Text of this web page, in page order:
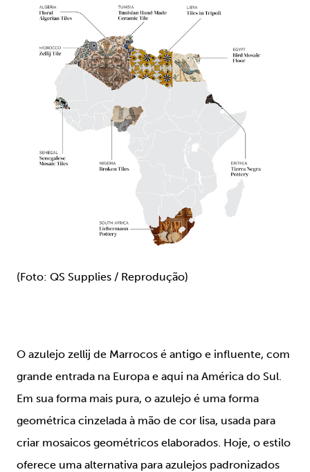
(Foto: QS Supplies / Reprodução)
O azulejo zellij de Marrocos é antigo e influente, com
grande entrada na Europa e aqui na América do Sul.
Em sua forma mais pura, o azulejo é uma forma
geométrica cinzelada à mão de cor lisa, usada para
criar mosaicos geométricos elaborados. Hoje, o estilo
oferece uma alternativa para azulejos padronizados